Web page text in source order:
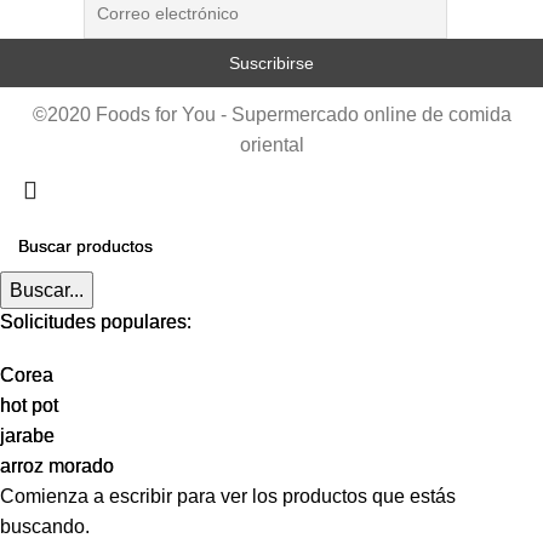
©2020 Foods for You - Supermercado online de comida
oriental
Buscar...
Solicitudes populares:
Corea
hot pot
jarabe
arroz morado
Buscar...
Solicitudes populares:
Corea
hot pot
jarabe
arroz morado
Comienza a escribir para ver los productos que estás
buscando.